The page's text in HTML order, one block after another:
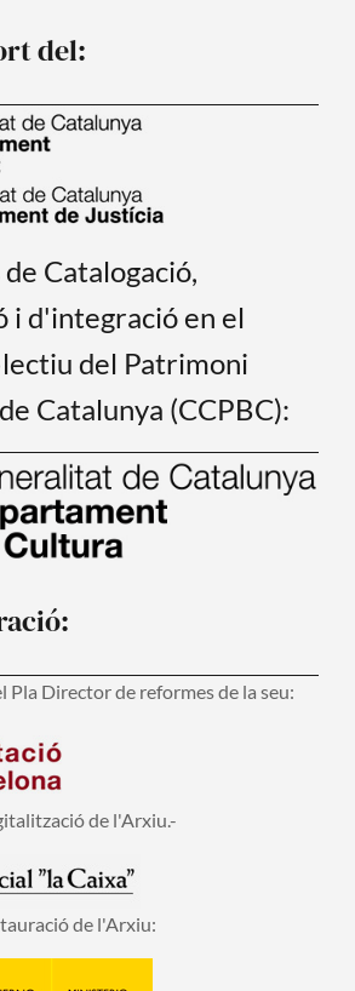
k
del:
Catalogació,
i d'integració en el
del Patrimoni
Catalunya (CCPBC):
Pla Director de reformes de la seu:
de l'Arxiu.-
de l'Arxiu: